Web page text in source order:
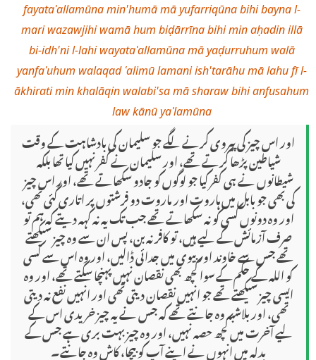
fayataʿallamūna min'humā mā yufarriqūna bihi bayna l-
mari wazawjihi wamā hum biḍārrīna bihi min aḥadin illā
bi-idh'ni l-lahi wayataʿallamūna mā yaḍurruhum walā
yanfaʿuhum walaqad ʿalimū lamani ish'tarāhu mā lahu fī l-
ākhirati min khalāqin walabi'sa mā sharaw bihi anfusahum
law kānū yaʿlamūna
اور اس چیز کی پیروی کرنے لگے جو سلیمان کی بادشاہت کے وقت
شیاطین پڑھا کرتے تھے، اور سلیمان نے کفر نہیں کیا تھا بلکہ
شیطانوں نے ہی کفر کیا جو لوگوں کو جادو سکھاتے تھے، اور اس چیز
کی بھی جو بابل میں ہاروت اور ماروت دو فرشتوں پر اتاری گئی تھی،
اور وہ دونوں کسی کو نہ سکھاتے تھے جب تک یہ نہ کہہ دیتے کہ ہم تو
صرف آزمائش کے لیے ہیں، تو کافر نہ بن، پس ان سے وہ چیز سیکھتے
تھے جس سے خاوند اور بیوی میں جدائی ڈالیں، اور وہ اس سے کسی
کو اللہ کے حکم کے سوا کچھ بھی نقصان نہیں پہنچا سکتے تھے، اور وہ
ایسی چیز سیکھتے تھے جو انہیں نقصان دیتی تھی اور انہیں نفع نہ دیتی
تھی، اور بلاشبہ وہ جانتے تھے کہ جس نے یہ چیز خریدی اس کے
لیے آخرت میں کچھ حصہ نہیں، اور وہ چیز بہت بری ہے جس کے
بدلہ میں انہوں نے اپنے آپ کو بیچا، کاش وہ جانتے۔